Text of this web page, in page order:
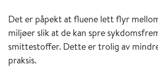
Det er påpekt at fluene lett flyr
miljøer slik at de kan spre
smittestoffer. Dette er trolig av
praksis.